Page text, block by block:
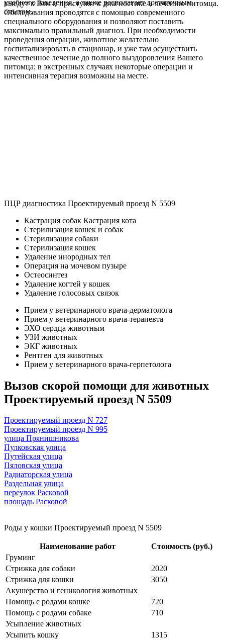
выедут к Вам и приступят к диагностике и лечению питомца.
Обследования проводятся с помощью современного
специального оборудования и позволяют поставить
максимально правильный диагноз. При необходимости
проведения операции, животное желательно
госпитализировать в стационар, и уже там осуществить
качественное лечение до полного выздоровления Вашего
питомца; в экстренных случаях некоторые операции и
интенсивная терапия возможны на месте.
учебного заведения, а также располагает достаточным
опытом.
ПЦР диагностика Проектируемый проезд N 5509
Кастрация собак Кастрация кота
Стерилизация кошек и собак
Стерилизация собаки
Стерилизация кошек
Удаление инородных тел
Операция на мочевом пузыре
Остеосинтез
Удаление когтей у кошек
Удаление голосовых связок
Прием у ветеринарного врача-дерматолога
Прием у ветеринарного врача-терапевта
ЭХО сердца животным
УЗИ животных
ЭКГ животных
Рентген для животных
Прием у ветеринарного врача-герпетолога
Вызов скорой помощи для животных
Проектируемый проезд N 5509
Проектируемый проезд N 727
Проектируемый проезд N 995
улица Прянишникова
Пулковская улица
Путейская улица
Пяловская улица
Радиаторская улица
Раздельная улица
переулок Расковой
площадь Расковой
Роды у кошки Проектируемый проезд N 5509
Наименование работ
Стоимость (руб.)
Груминг
Стрижка для собаки
2020
Стрижка для кошки
3050
Акушерство и геникология животных
Помощь с родами кошке
720
Помощь с родами собаке
710
Усыпление животных
Усыпить кошку
1315